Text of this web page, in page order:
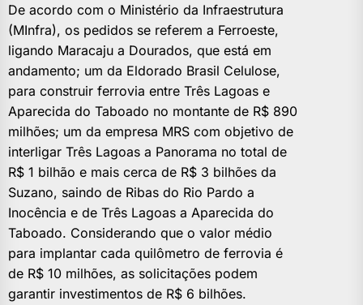
De acordo com o Ministério da Infraestrutura
(MInfra), os pedidos se referem a Ferroeste,
ligando Maracaju a Dourados, que está em
andamento; um da Eldorado Brasil Celulose,
para construir ferrovia entre Três Lagoas e
Aparecida do Taboado no montante de R$ 890
milhões; um da empresa MRS com objetivo de
interligar Três Lagoas a Panorama no total de
R$ 1 bilhão e mais cerca de R$ 3 bilhões da
Suzano, saindo de Ribas do Rio Pardo a
Inocência e de Três Lagoas a Aparecida do
Taboado. Considerando que o valor médio
para implantar cada quilômetro de ferrovia é
de R$ 10 milhões, as solicitações podem
garantir investimentos de R$ 6 bilhões.